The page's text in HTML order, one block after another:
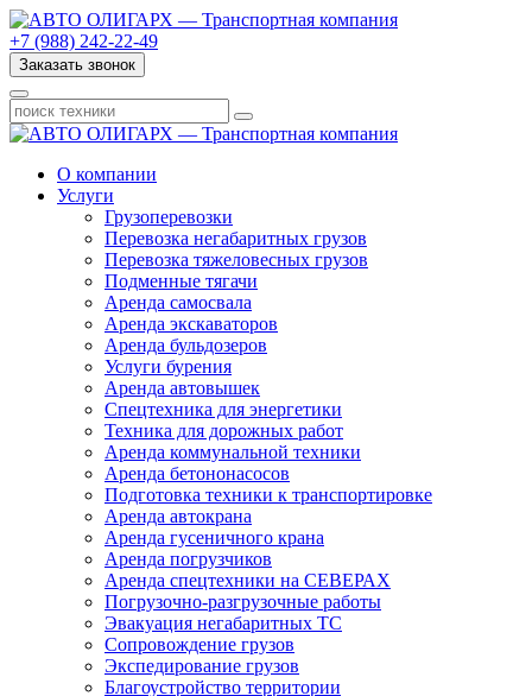
+7 (988) 242-22-49
Заказать звонок
О компании
Услуги
Грузоперевозки
Перевозка негабаритных грузов
Перевозка тяжеловесных грузов
Подменные тягачи
Аренда самосвала
Аренда экскаваторов
Аренда бульдозеров
Услуги бурения
Аренда автовышек
Спецтехника для энергетики
Техника для дорожных работ
Аренда коммунальной техники
Аренда бетононасосов
Подготовка техники к транспортировке
Аренда автокрана
Аренда гусеничного крана
Аренда погрузчиков
Аренда спецтехники на СЕВЕРАХ
Погрузочно-разгрузочные работы
Эвакуация негабаритных ТС
Сопровождение грузов
Экспедирование грузов
Благоустройство территории